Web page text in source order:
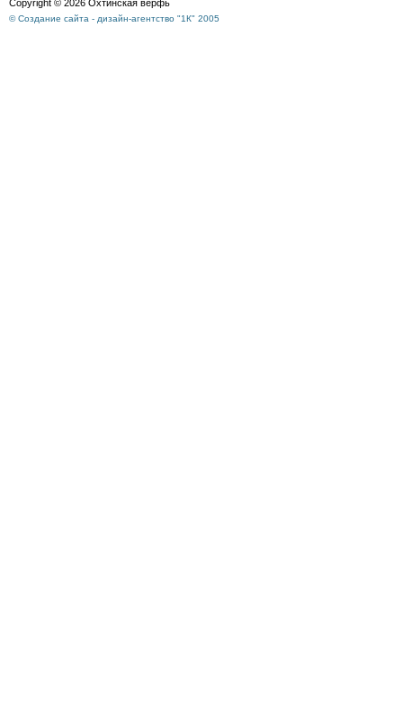
Copyright © 2026 Охтинская верфь
© Создание сайта - дизайн-агентство "1К" 2005